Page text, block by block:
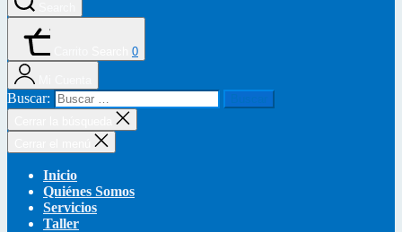
0
Buscar:
Inicio
Quiénes Somos
Servicios
Taller